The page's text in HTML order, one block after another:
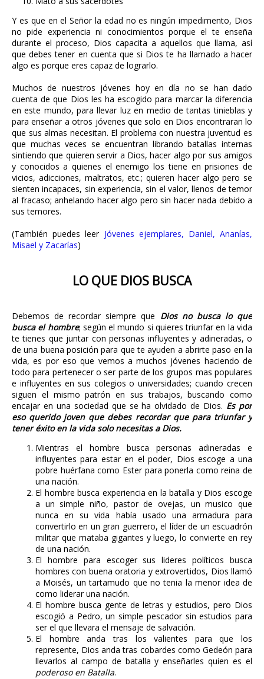
Y es que en el Señor la edad no es ningún impedimento, Dios
no pide experiencia ni conocimientos porque el te enseña
durante el proceso, Dios capacita a aquellos que llama, así
que debes tener en cuenta que si Dios te ha llamado a hacer
algo es porque eres capaz de lograrlo.
Muchos de nuestros jóvenes hoy en día no se han dado
cuenta de que Dios les ha escogido para marcar la diferencia
en este mundo, para llevar luz en medio de tantas tinieblas y
para enseñar a otros jóvenes que solo en Dios encontraran lo
que sus almas necesitan. El problema con nuestra juventud es
que muchas veces se encuentran librando batallas internas
sintiendo que quieren servir a Dios, hacer algo por sus amigos
y conocidos a quienes el enemigo los tiene en prisiones de
vicios, adicciones, maltratos, etc.; quieren hacer algo pero se
sienten incapaces, sin experiencia, sin el valor, llenos de temor
al fracaso; anhelando hacer algo pero sin hacer nada debido a
sus temores.
(También puedes leer Jóvenes ejemplares, Daniel, Ananías,
Misael y Zacarías)
LO QUE DIOS BUSCA
Debemos de recordar siempre que Dios no busca lo que
busca el hombre; según el mundo si quieres triunfar en la vida
te tienes que juntar con personas influyentes y adineradas, o
de una buena posición para que te ayuden a abrirte paso en la
vida, es por eso que vemos a muchos jóvenes haciendo de
todo para pertenecer o ser parte de los grupos mas populares
e influyentes en sus colegios o universidades; cuando crecen
siguen el mismo patrón en sus trabajos, buscando como
encajar en una sociedad que se ha olvidado de Dios. Es por
eso querido joven que debes recordar que para triunfar y
tener éxito en la vida solo necesitas a Dios.
Mientras el hombre busca personas adineradas e
influyentes para estar en el poder, Dios escoge a una
pobre huérfana como Ester para ponerla como reina de
una nación.
El hombre busca experiencia en la batalla y Dios escoge
a un simple niño, pastor de ovejas, un musico que
nunca en su vida había usado una armadura para
convertirlo en un gran guerrero, el líder de un escuadrón
militar que mataba gigantes y luego, lo convierte en rey
de una nación.
El hombre para escoger sus lideres políticos busca
hombres con buena oratoria y extrovertidos, Dios llamó
a Moisés, un tartamudo que no tenia la menor idea de
como liderar una nación.
El hombre busca gente de letras y estudios, pero Dios
escogió a Pedro, un simple pescador sin estudios para
ser el que llevara el mensaje de salvación.
El hombre anda tras los valientes para que los
represente, Dios anda tras cobardes como Gedeón para
llevarlos al campo de batalla y enseñarles quien es el
poderoso en Batalla.